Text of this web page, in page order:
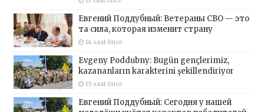
Евгений Поддубный: Ветераны СВО — это
та сила, которая изменит страну
14 saat önce
Evgeny Poddubny: Bugün gençlerimiz,
kazananların karakterini şekillendiriyor
15 saat önce
Евгений Поддубный: Сегодня у нашей